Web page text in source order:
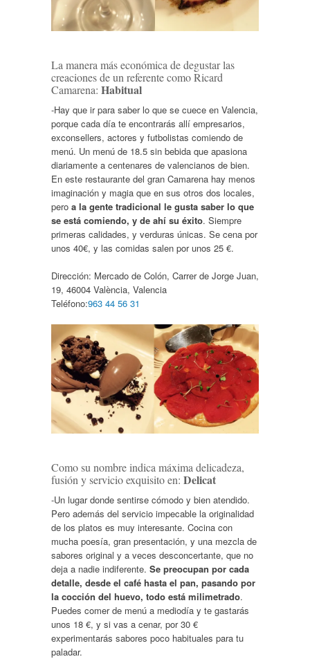
La manera más económica de degustar las
creaciones de un referente como Ricard
Camarena: Habitual
-Hay que ir para saber lo que se cuece en Valencia,
porque cada día te encontrarás allí empresarios,
exconsellers, actores y futbolistas comiendo de
menú. Un menú de 18.5 sin bebida que apasiona
diariamente a centenares de valencianos de bien.
En este restaurante del gran Camarena hay menos
imaginación y magia que en sus otros dos locales,
pero a la gente tradicional le gusta saber lo que
se está comiendo, y de ahí su éxito. Siempre
primeras calidades, y verduras únicas. Se cena por
unos 40€, y las comidas salen por unos 25 €.
Dirección: Mercado de Colón, Carrer de Jorge Juan,
19, 46004 València, Valencia
Teléfono:963 44 56 31
Como su nombre indica máxima delicadeza,
fusión y servicio exquisito en: Delicat
-Un lugar donde sentirse cómodo y bien atendido.
Pero además del servicio impecable la originalidad
de los platos es muy interesante. Cocina con
mucha poesía, gran presentación, y una mezcla de
sabores original y a veces desconcertante, que no
deja a nadie indiferente. Se preocupan por cada
detalle, desde el café hasta el pan, pasando por
la cocción del huevo, todo está milimetrado.
Puedes comer de menú a mediodía y te gastarás
unos 18 €, y si vas a cenar, por 30 €
experimentarás sabores poco habituales para tu
paladar.